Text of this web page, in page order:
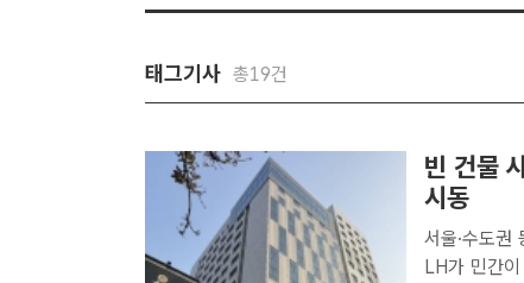
태그기사 총19건
빈 건물
시동
서울·수도권 등 2000
LH가 민간